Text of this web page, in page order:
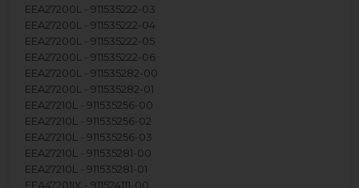
EEA27200L - 911535222-03
EEA27200L - 911535222-04
EEA27200L - 911535222-05
EEA27200L - 911535222-06
EEA27200L - 911535282-00
EEA27200L - 911535282-01
EEA27210L - 911535256-00
EEA27210L - 911535256-02
EEA27210L - 911535256-03
EEA27210L - 911535281-00
EEA27210L - 911535281-01
EEA47201IX - 911524111-00